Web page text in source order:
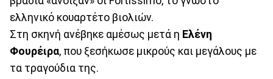
ελληνικό κουαρτέτο βιολιών.
Στη σκηνή ανέβηκε αμέσως μετά η Ελένη
Φουρέιρα, που ξεσήκωσε μικρούς και μεγάλους με
τα τραγούδια της.